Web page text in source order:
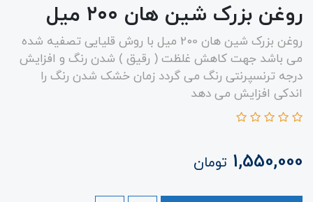
روغن بزرک شین هان ۲۰۰ میل
روغن بزرک شین هان 2۰0 میل با روش قلیایی تصفیه شده
می باشد جهت کاهش غلظت ( رقیق ) شدن رنگ و افزایش
درجه ترنسپرنتی رنگ می گردد زمان خشک شدن رنگ را
اندکی افزایش می دهد
1,550,000 تومان